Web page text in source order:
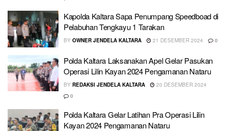
Kapolda Kaltara Sapa Penumpang Speedboad di
Pelabuhan Tengkayu 1 Tarakan
BY OWNER JENDELA KALTARA 21 DESEMBER 2024 0
Polda Kaltara Laksanakan Apel Gelar Pasukan
Operasi Lilin Kayan 2024 Pengamanan Nataru
BY REDAKSI JENDELA KALTARA
20 DESEMBER 2024
0
Polda Kaltara Gelar Latihan Pra Operasi Lilin
Kayan 2024 Pengamanan Nataru